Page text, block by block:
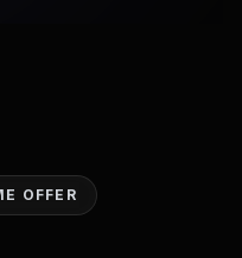
OFFER